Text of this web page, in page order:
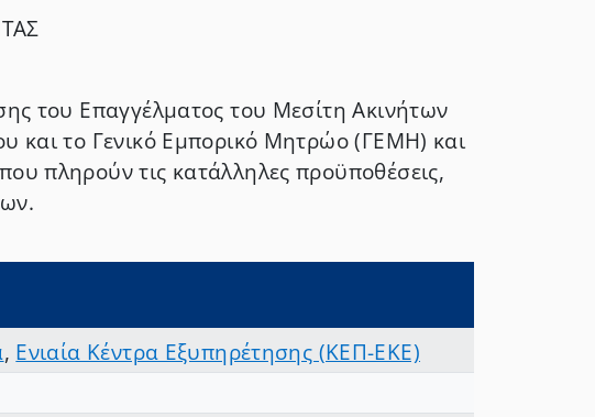
του Επαγγέλματος του Μεσίτη Ακινήτων
και το Γενικό Εμπορικό Μητρώο (ΓΕΜΗ) και
πληρούν τις κατάλληλες προϋποθέσεις,
, Ενιαία Κέντρα Εξυπηρέτησης (ΚΕΠ-ΕΚΕ)